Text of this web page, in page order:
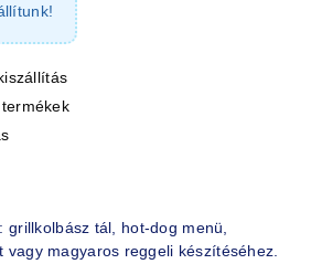
tál, hot-dog menü,
magyaros reggeli készítéséhez.